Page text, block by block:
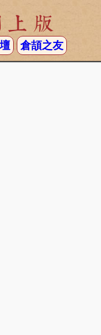
版
倉頡之友